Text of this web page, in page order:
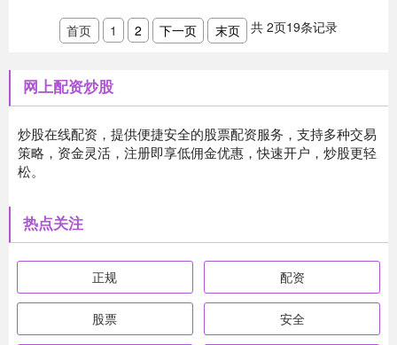
首页 1 2 下一页 末页 共 2页19条记录
网上配资炒股
炒股在线配资，提供便捷安全的股票配资服务，支持多种交易
策略，资金灵活，注册即享低佣金优惠，快速开户，炒股更轻
松。
热点关注
正规 配资
股票 安全